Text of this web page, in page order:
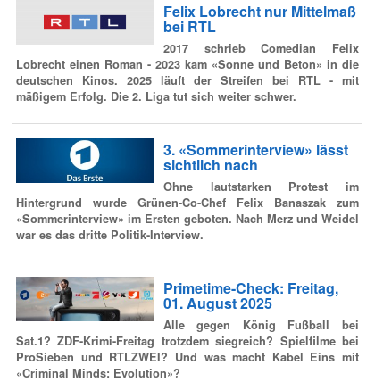
Felix Lobrecht nur Mittelmaß
bei RTL
2017 schrieb Comedian Felix
Lobrecht einen Roman - 2023 kam «Sonne und Beton» in die
deutschen Kinos. 2025 läuft der Streifen bei RTL - mit
mäßigem Erfolg. Die 2. Liga tut sich weiter schwer.
3. «Sommerinterview» lässt
sichtlich nach
Ohne lautstarken Protest im
Hintergrund wurde Grünen-Co-Chef Felix Banaszak zum
«Sommerinterview» im Ersten geboten. Nach Merz und Weidel
war es das dritte Politik-Interview.
Primetime-Check: Freitag,
01. August 2025
Alle gegen König Fußball bei
Sat.1? ZDF-Krimi-Freitag trotzdem siegreich? Spielfilme bei
ProSieben und RTLZWEI? Und was macht Kabel Eins mit
«Criminal Minds: Evolution»?